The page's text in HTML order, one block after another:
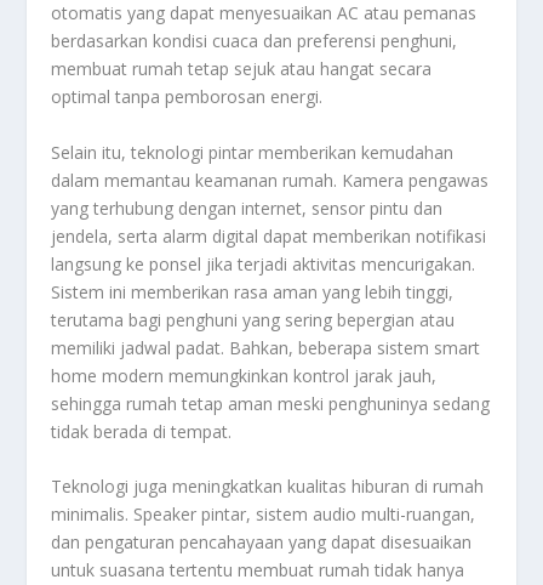
otomatis yang dapat menyesuaikan AC atau pemanas
berdasarkan kondisi cuaca dan preferensi penghuni,
membuat rumah tetap sejuk atau hangat secara
optimal tanpa pemborosan energi.
Selain itu, teknologi pintar memberikan kemudahan
dalam memantau keamanan rumah. Kamera pengawas
yang terhubung dengan internet, sensor pintu dan
jendela, serta alarm digital dapat memberikan notifikasi
langsung ke ponsel jika terjadi aktivitas mencurigakan.
Sistem ini memberikan rasa aman yang lebih tinggi,
terutama bagi penghuni yang sering bepergian atau
memiliki jadwal padat. Bahkan, beberapa sistem smart
home modern memungkinkan kontrol jarak jauh,
sehingga rumah tetap aman meski penghuninya sedang
tidak berada di tempat.
Teknologi juga meningkatkan kualitas hiburan di rumah
minimalis. Speaker pintar, sistem audio multi-ruangan,
dan pengaturan pencahayaan yang dapat disesuaikan
untuk suasana tertentu membuat rumah tidak hanya